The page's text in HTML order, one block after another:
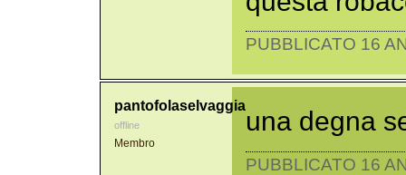
PUBBLICATO 16
pantofolaselvaggia
offline
Membro
una degna
PUBBLICATO 16